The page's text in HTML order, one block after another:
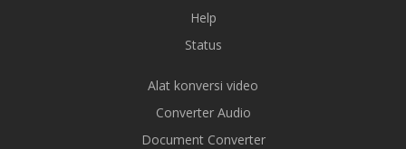
Help
Status
Alat konversi video
Converter Audio
Document Converter